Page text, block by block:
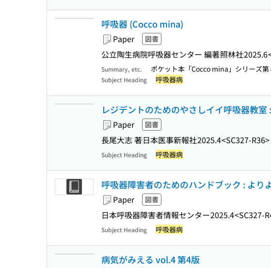
呼吸器 (Cocco mina)
Paper 図書
公立陶生病院呼吸器センター 編著照林社2025.6
Summary, etc. ポケット本「Cocco mina」シリーズ第
Subject Heading 呼吸器病
レジデントのためのやさしイイ呼吸器教
Paper 図書
長尾大志 著日本医事新報社2025.4<SC327-R36>
Subject Heading 呼吸器病
呼吸器障害者のためのハンドブック : より
Paper 図書
日本呼吸器障害者情報センター2025.4<SC327-
Subject Heading 呼吸器病
病気がみえる vol.4 第4版